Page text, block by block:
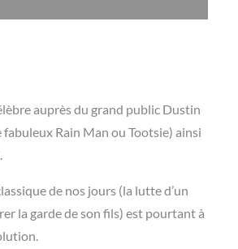
auprès du grand public Dustin
Rain Man ou Tootsie) ainsi
de nos jours (la lutte d’un
la garde de son fils) est pourtant à